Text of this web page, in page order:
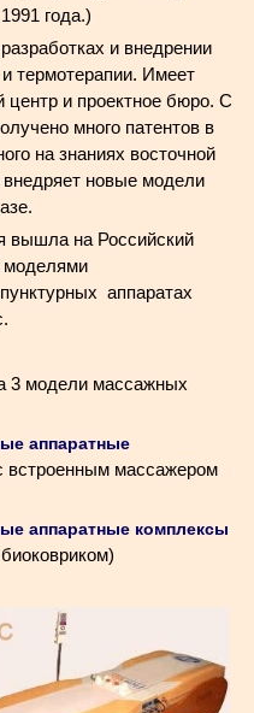
года.)
и внедрении
термотерапии. Имеет
центр и проектное бюро. С
много патентов в
на знаниях восточной
новые модели
вышла на Российский
моделями
аппаратах
3 модели массажных
аппаратные
встроенным массажером
аппаратные комплексы